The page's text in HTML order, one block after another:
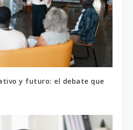
y futuro: el debate que